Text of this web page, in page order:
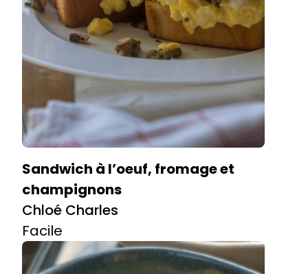
Sandwich à l’oeuf, fromage et
champignons
Chloé Charles
Facile